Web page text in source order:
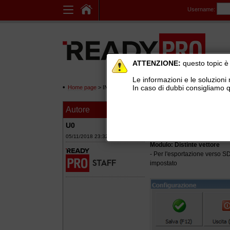
Username:
Home page > INFORMAZIONI, AGGIORNAMENTI E SERVIZI
Autore
U0
05/11/2018 23:32
Modulo: Distinte vettore
- Per l'esportazione verso
impostato
ATTENZIONE: questo topic
Le informazioni e le
In caso di dubbi consigliamo